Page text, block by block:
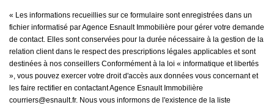
« Les informations recueillies sur ce formulaire sont enregistrées dans un
fichier informatisé par Agence Esnault Immobilière pour gérer votre demande
de contact. Elles sont conservées pour la durée nécessaire à la gestion de la
relation client dans le respect des prescriptions légales applicables et sont
destinées à nos conseillers Conformément à la loi « informatique et libertés
», vous pouvez exercer votre droit d'accès aux données vous concernant et
les faire rectifier en contactant Agence Esnault Immobilière
courriers@esnault.fr. Nous vous informons de l'existence de la liste